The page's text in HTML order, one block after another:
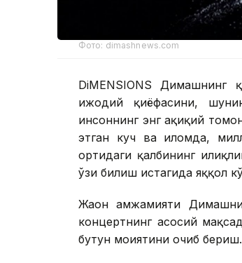
Фото: dimashnews.com
DiMENSIONS Димашнинг
ижодий қиёфасини,
инсоннинг энг ҳақиқий
этган куч ва илҳомда,
ортидаги қалбининг
ўзи билиш истагида яққол
Жаҳон ҳамжамияти
концертнинг асосий
бутун моҳиятини очиб бериш.